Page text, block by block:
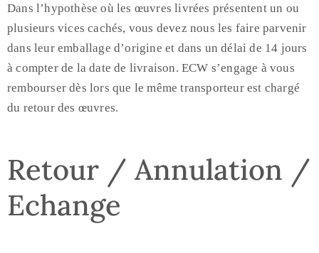
Dans l’hypothèse où les œuvres livrées présentent un ou
plusieurs vices cachés, vous devez nous les faire parvenir
dans leur emballage d’origine et dans un délai de 14 jours
à compter de la date de livraison. ECW s’engage à vous
rembourser dès lors que le même transporteur est chargé
du retour des œuvres.
Retour / Annulation /
Echange